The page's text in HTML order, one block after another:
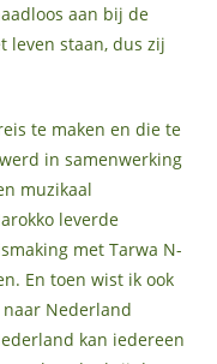
aan bij de
leven staan, dus zij
te maken en die te
in samenwerking
muzikaal
leverde
met Tarwa N-
En toen wist ik ook
Nederland
kan iedereen